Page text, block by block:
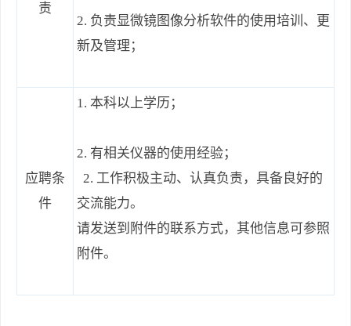
责
2. 负责显微镜图像分析软件的使用培训、更
新及管理；
应聘条
件
1. 本科以上学历；
2. 有相关仪器的使用经验；
2. 工作积极主动、认真负责，具备良好的
交流能力。
请发送到附件的联系方式，其他信息可参照
附件。